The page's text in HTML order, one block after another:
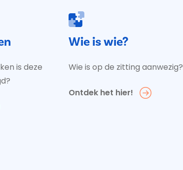
is deze
Wie is wie?
Wie is op de zitting aanwezig?
Ontdek het hier!